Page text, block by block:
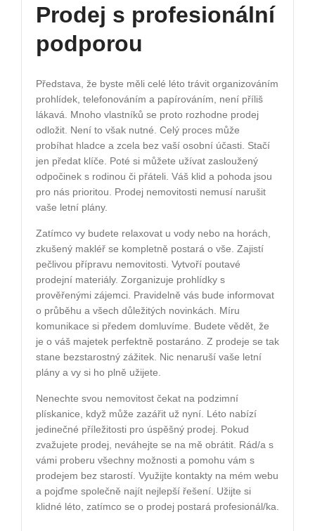
Prodej s profesionální
podporou
Představa, že byste měli celé léto trávit organizováním
prohlídek, telefonováním a papírováním, není příliš
lákavá. Mnoho vlastníků se proto rozhodne prodej
odložit. Není to však nutné. Celý proces může
probíhat hladce a zcela bez vaší osobní účasti. Stačí
jen předat klíče. Poté si můžete užívat zasloužený
odpočinek s rodinou či přáteli. Váš klid a pohoda jsou
pro nás prioritou. Prodej nemovitosti nemusí narušit
vaše letní plány.
Zatímco vy budete relaxovat u vody nebo na horách,
zkušený makléř se kompletně postará o vše. Zajistí
pečlivou přípravu nemovitosti. Vytvoří poutavé
prodejní materiály. Zorganizuje prohlídky s
prověřenými zájemci. Pravidelně vás bude informovat
o průběhu a všech důležitých novinkách. Míru
komunikace si předem domluvíme. Budete vědět, že
je o váš majetek perfektně postaráno. Z prodeje se tak
stane bezstarostný zážitek. Nic nenaruší vaše letní
plány a vy si ho plně užijete.
Nenechte svou nemovitost čekat na podzimní
plískanice, když může zazářit už nyní. Léto nabízí
jedinečné příležitosti pro úspěšný prodej. Pokud
zvažujete prodej, neváhejte se na mě obrátit. Rád/a s
vámi proberu všechny možnosti a pomohu vám s
prodejem bez starostí. Využijte kontakty na mém webu
a pojďme společně najít nejlepší řešení. Užijte si
klidné léto, zatímco se o prodej postará profesionál/ka.